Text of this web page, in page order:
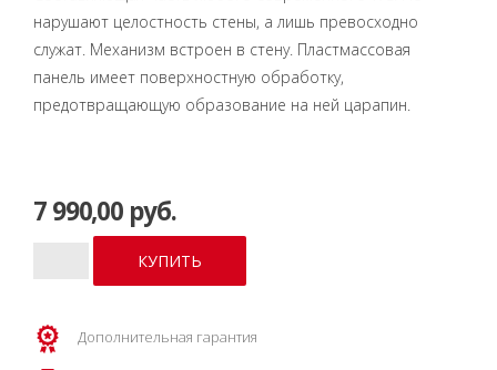
нарушают целостность стены, а лишь превосходно
служат. Механизм встроен в стену. Пластмассовая
панель имеет поверхностную обработку,
предотвращающую образование на ней царапин.
7 990,00 руб.
Дополнительная гарантия